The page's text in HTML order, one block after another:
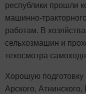
республики прошли
машинно-
работам. В
сельхозмашин и
техосмотра
Хорошую подготовку
Арского, Атнинского,